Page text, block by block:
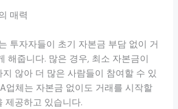
매력
투자자들이 초기 자본금 부담 없이 거
해줍니다. 많은 경우, 최소 자본금이
않아 더 많은 사람들이 참여할 수 있
업체는 자본금 없이도 거래를 시작할
제공하고 있습니다.